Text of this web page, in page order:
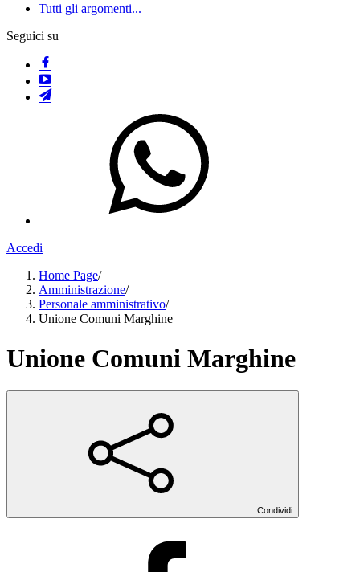
Tutti gli argomenti...
Seguici su
Accedi
Home Page/
Amministrazione/
Personale amministrativo/
Unione Comuni Marghine
Unione Comuni Marghine
Condividi